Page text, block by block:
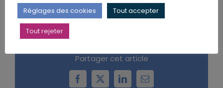
Partager cet article
Facebook
X LinkedInEmail
Réglages des cookies Tout accepter
Tout rejeter